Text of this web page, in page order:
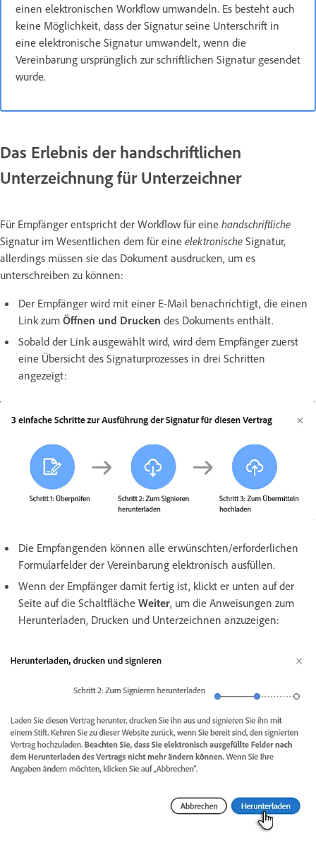
einen elektronischen Workflow umwandeln. Es besteht auch
keine Möglichkeit, dass der Signatur seine Unterschrift in
eine elektronische Signatur umwandelt, wenn die
Vereinbarung ursprünglich zur schriftlichen Signatur gesendet
wurde.
Das Erlebnis der handschriftlichen
Unterzeichnung für Unterzeichner
Für Empfänger entspricht der Workflow für eine handschriftliche
Signatur im Wesentlichen dem für eine elektronische Signatur,
allerdings müssen sie das Dokument ausdrucken, um es
unterschreiben zu können:
Der Empfänger wird mit einer E-Mail benachrichtigt, die einen
Link zum Öffnen und Drucken des Dokuments enthält.
Sobald der Link ausgewählt wird, wird dem Empfänger zuerst
eine Übersicht des Signaturprozesses in drei Schritten
angezeigt:
Die Empfangenden können alle erwünschten/erforderlichen
Formularfelder der Vereinbarung elektronisch ausfüllen.
Wenn der Empfänger damit fertig ist, klickt er unten auf der
Seite auf die Schaltfläche Weiter, um die Anweisungen zum
Herunterladen, Drucken und Unterzeichnen anzuzeigen: